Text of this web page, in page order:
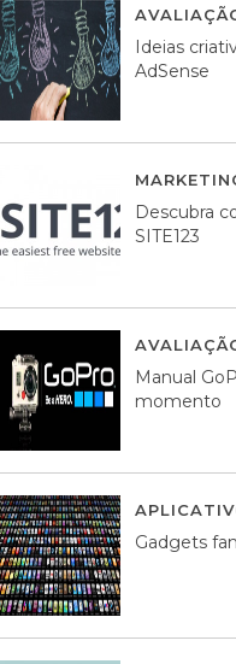
Ideias
AdSense
Descubra
SITE123
Manual
momento
Gadgets